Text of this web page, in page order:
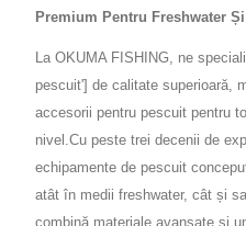
Premium Pentru Freshwater
La OKUMA FISHING, ne
pescuit'] de calitate superioară,
accesorii pentru pescuit pentru
nivel.Cu peste trei decenii de
echipamente de pescuit
atât în medii freshwater, cât și
combină materiale avansate și